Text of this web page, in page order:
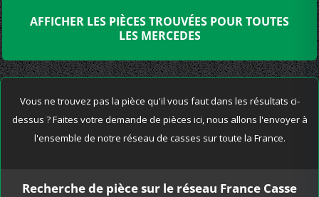
AFFICHER LES PIÈCES TROUVÉES POUR TOUTES
LES MERCEDES
Vous ne trouvez pas la pièce qu'il vous faut dans les résultats ci-
dessus ? Faites votre demande de pièces ici, nous allons l'envoyer à
l'ensemble de notre réseau de casses sur toute la France.
Recherche de pièce sur le réseau France Casse